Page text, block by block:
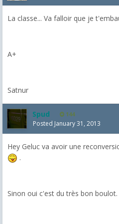
La classe... Va falloir que je
A+
Satnur
Spud 144
Posted January 31, 2013
Hey Geluc va avoir une
.
Sinon oui c'est du très bon boulot.